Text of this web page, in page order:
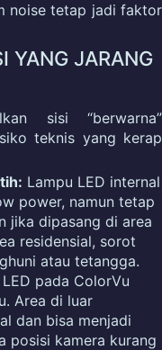
noise tetap jadi faktor
YANG JARANG
sisi “berwarna”
teknis yang kerap
Lampu LED internal
power, namun tetap
jika dipasang di area
residensial, sorot
atau tetangga.
LED pada ColorVu
Area di luar
dan bisa menjadi
posisi kamera kurang